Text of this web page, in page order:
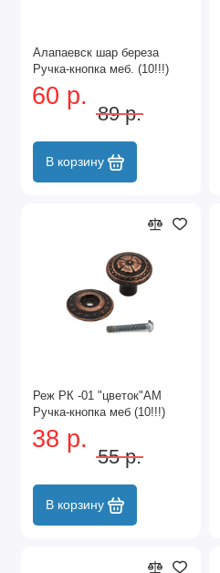
Алапаевск шар береза
Ручка-кнопка меб. (10!!!)
60 р.
89 р.
В корзину
Реж РК -01 "цветок"АМ
Ручка-кнопка меб (10!!!)
38 р.
55 р.
В корзину